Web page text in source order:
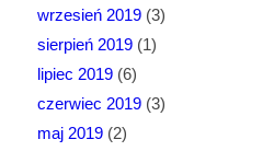
wrzesień 2019(3)
sierpień 2019(1)
lipiec 2019(6)
czerwiec 2019(3)
maj 2019(2)